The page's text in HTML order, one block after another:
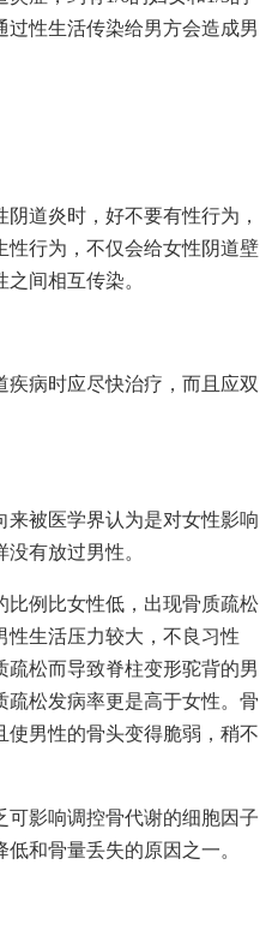
性生活传染给男方会造成男
道炎时，好不要有性行为，
性行为，不仅会给女性阴道壁
间相互传染。
疾病时应尽快治疗，而且应双
来被医学界认为是对女性影响
有放过男性。
比例比女性低，出现骨质疏松
性生活压力较大，不良习性
松而导致脊柱变形驼背的男
松发病率更是高于女性。骨
使男性的骨头变得脆弱，稍不
可影响调控骨代谢的细胞因子
和骨量丢失的原因之一。